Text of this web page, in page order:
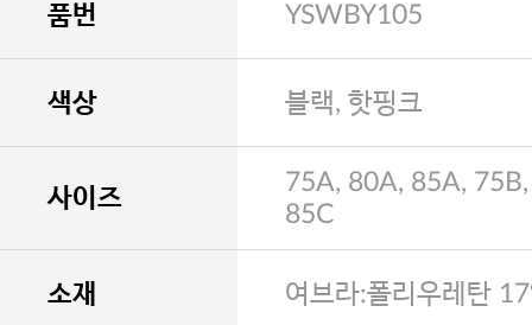
품번 YSWBY105
색상 블랙, 핫핑크
사이즈
75A, 80A, 85A,
85C
소재 여브라:폴리우레탄